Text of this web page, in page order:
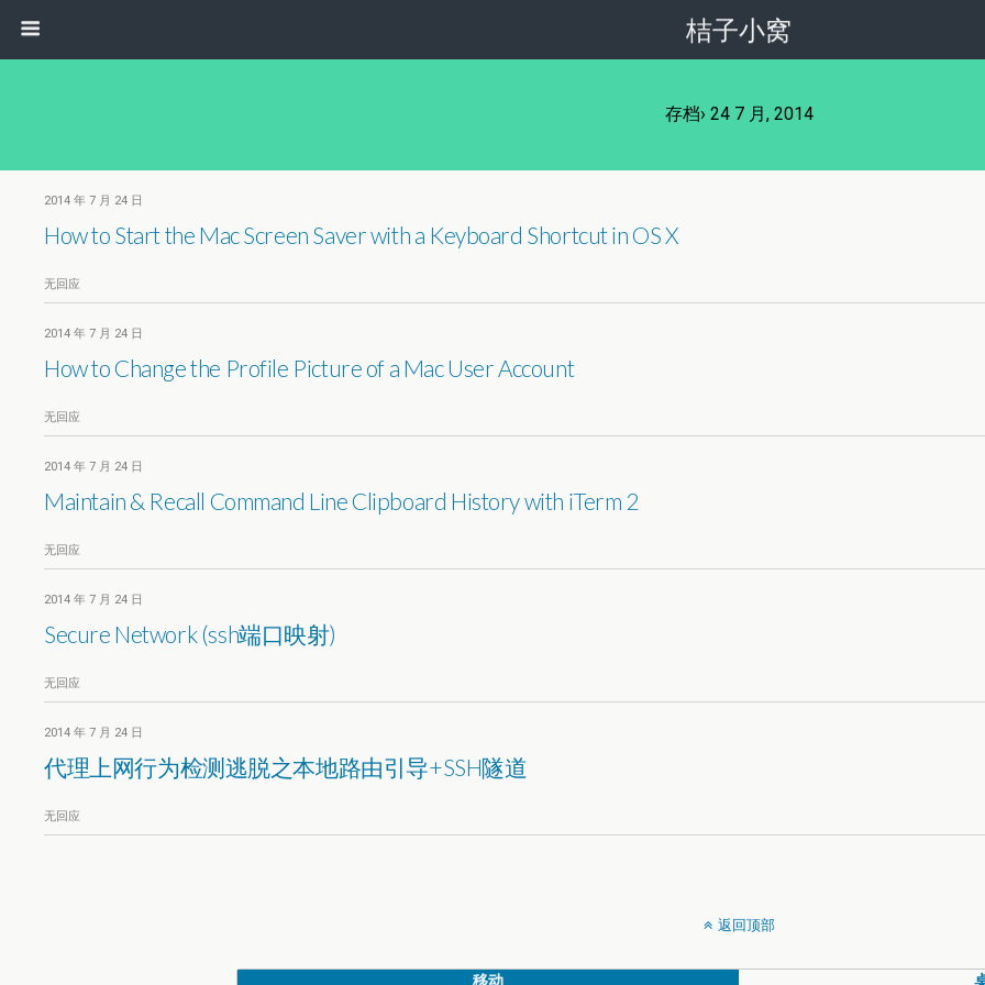
桔子小窝
存档› 24 7 月, 2014
2014 年 7 月 24 日
How to Start the Mac Screen Saver with a Keyboard Shortcut in OS X
无回应
2014 年 7 月 24 日
How to Change the Profile Picture of a Mac User Account
无回应
2014 年 7 月 24 日
Maintain & Recall Command Line Clipboard History with iTerm 2
无回应
2014 年 7 月 24 日
Secure Network (ssh端口映射)
无回应
2014 年 7 月 24 日
代理上网行为检测逃脱之本地路由引导+SSH隧道
无回应
返回顶部
移动